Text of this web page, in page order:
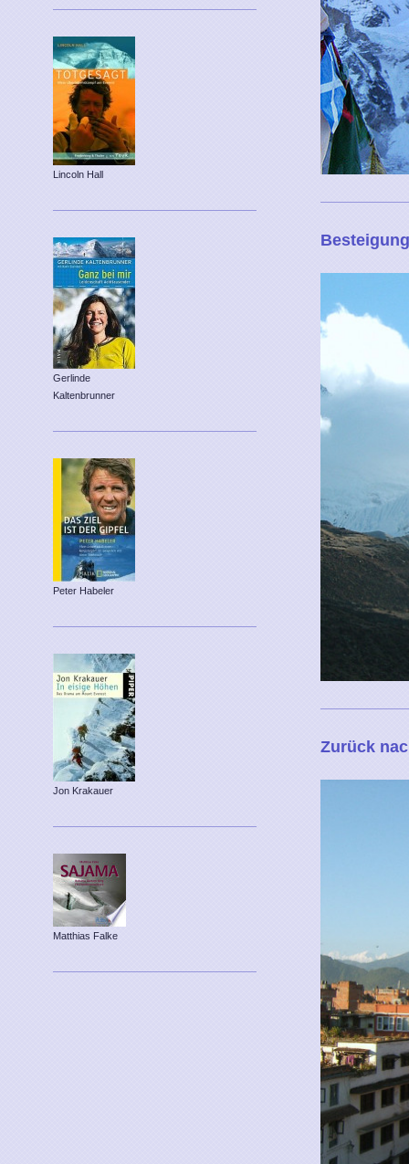
Zurück
Lincoln Hall
Gerlinde
Kaltenbrunner
Peter Habeler
Jon Krakauer
Matthias Falke